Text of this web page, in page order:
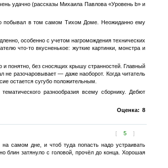
удачно (рассказы Михаила Павлова «Уровень b» и
побывал в том самом Тихом Доме. Неожиданно ему
особенно с учетом нагромождения технических
что-то вкусненькое: жуткие картинки, монстра и
и понятно, без сносящих крышу странностей. Главный
не разочаровывает — даже наоборот. Когда читатель
остается сугубо положительным.
разнообразия всему сборнику. Дебют
Оценка: 8
[ 5 ]
самом дне, и чтоб туда попасть надо устраивать
блин затянуло с головой, прочёл до конца. Хорошая